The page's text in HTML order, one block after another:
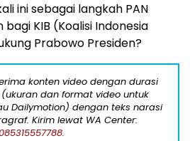
ini sebagai langkah PAN
KIB (Koalisi Indonesia
Prabowo Presiden?
konten video dengan durasi
dan format video untuk
Dailymotion) dengan teks narasi
Kirim lewat WA Center: